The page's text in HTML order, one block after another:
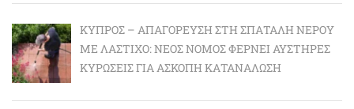
ΚΎΠΡΟΣ – ΑΠΑΓΌΡΕΥΣΗ ΣΤΗ ΣΠΑΤΆΛΗ ΝΕΡΟΎ
ΜΕ ΛΆΣΤΙΧΟ: ΝΈΟΣ ΝΌΜΟΣ ΦΈΡΝΕΙ ΑΥΣΤΗΡΈΣ
ΚΥΡΏΣΕΙΣ ΓΙΑ ΆΣΚΟΠΗ ΚΑΤΑΝΆΛΩΣΗ